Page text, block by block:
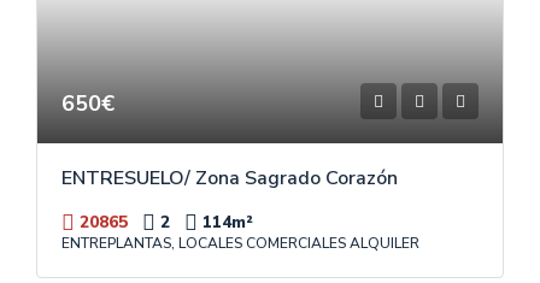
650€
ENTRESUELO/ Zona Sagrado Corazón
20865 2 114m²
ENTREPLANTAS, LOCALES COMERCIALES ALQUILER